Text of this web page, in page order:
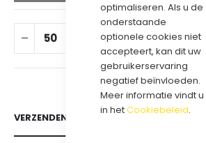
optimaliseren. Als u de
onderstaande
optionele cookies niet
accepteert, kan dit uw
gebruikerservaring
negatief beïnvloeden.
Meer informatie vindt u
in hetCookiebeleid.
IN WINKELWAGEN
VERZENDEN & RETOURNEREN